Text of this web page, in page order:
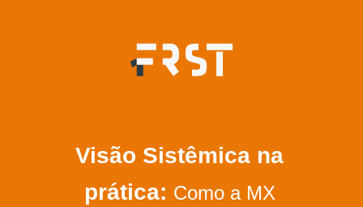
Visão Sistêmica na
prática: ​Como a MX